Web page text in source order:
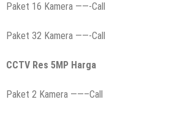
Paket 16 Kamera ——-Call
Paket 32 Kamera ——-Call
CCTV Res 5MP Harga
Paket 2 Kamera ——–Call